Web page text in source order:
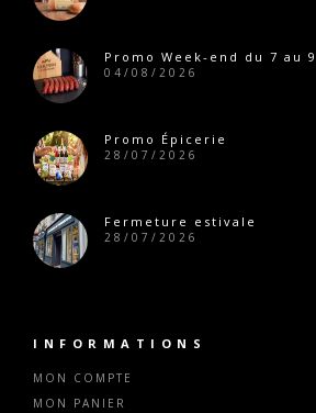
Promo Week-end du 7 au
04/08/2026
Promo Épicerie
28/07/2026
Fermeture estivale
28/07/2026
INFORMATIONS
MON COMPTE
MON PANIER